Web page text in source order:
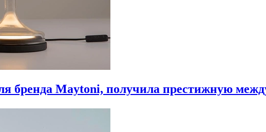
бренда Maytoni, получила престижную